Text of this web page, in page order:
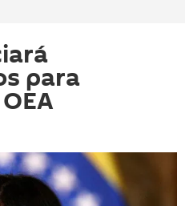
para